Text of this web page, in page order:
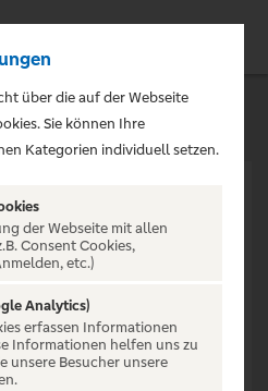
NICHT
über die auf der Webseite
Sie können Ihre
Kategorien individuell setzen.
der Webseite mit allen
Consent Cookies,
etc.)
Analytics)
erfassen Informationen
Informationen helfen uns zu
unsere Besucher unsere